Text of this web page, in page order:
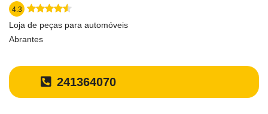
4.3
Loja de peças para automóveis
Abrantes
241364070